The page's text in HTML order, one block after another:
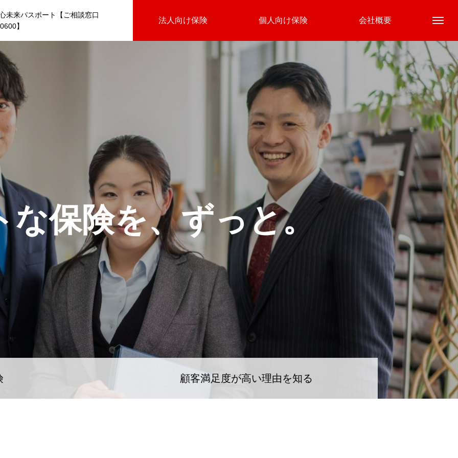
未来パスポート【ご相談窓口
】
法人向け保険 個人向け保険 会社概要
な保険を、ずっと。
顧客満足度が高い理由を知る